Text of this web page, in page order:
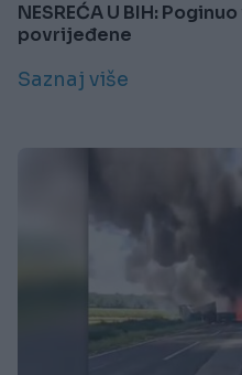
NESREĆA U BIH:
povrijeđene
Saznaj više